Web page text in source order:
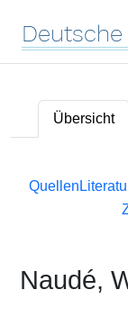
Deutsche
Übersicht
Quellen
Naudé,